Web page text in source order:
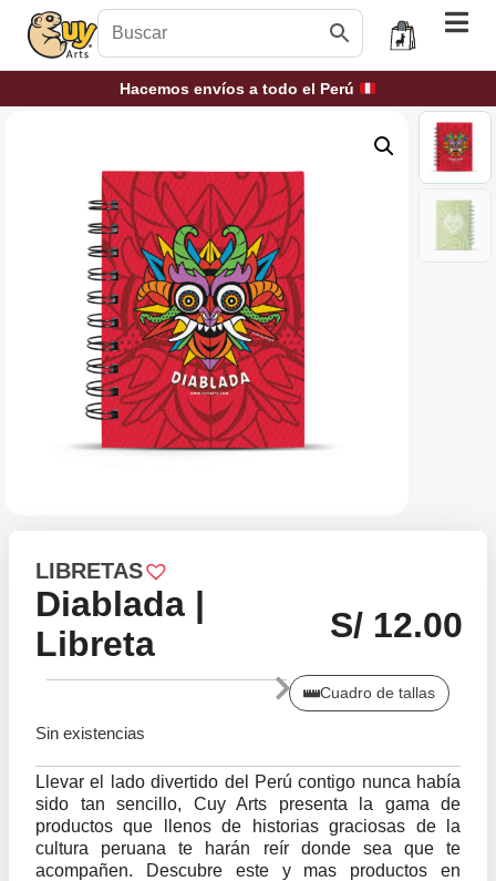
Hacemos envíos a todo el Perú
LIBRETAS
Diablada |
Libreta
S/12.00
Cuadro de tallas
Sin existencias
Llevar el lado divertido del Perú contigo nunca había
sido tan sencillo, Cuy Arts presenta la gama de
productos que llenos de historias graciosas de la
cultura peruana te harán reír donde sea que te
acompañen. Descubre este y mas productos en